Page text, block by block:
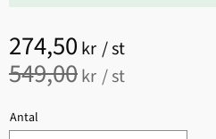
Nedsatt pris:
274,50 kr /st
Ordinarie pris:
549,00kr /st
Antal